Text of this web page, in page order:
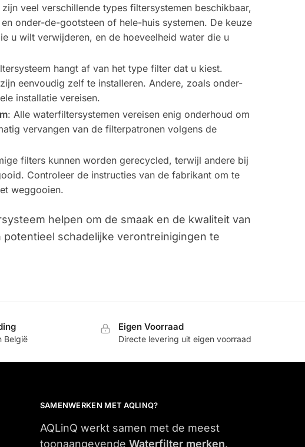
veel verschillende types filtersystemen beschikbaar,
onder-de-gootsteen of hele-huis systemen. De keuze
u wilt verwijderen, en de hoeveelheid water die u
hangt af van het type filter dat u kiest.
eenvoudig zelf te installeren. Andere, zoals onder-
installatie vereisen.
: Alle waterfiltersystemen vereisen enig onderhoud om
vervangen van de filterpatronen volgens de
filters kunnen worden gerecycled, terwijl andere bij
Controleer de instructies van de fabrikant om te
weggooien.
helpen om de smaak en de kwaliteit van
schadelijke verontreinigingen te
België
Eigen Voorraad
Directe levering uit eigen voorraad
SAMENWERKEN MET AQLINQ?
AQLinQ werkt samen met de meest
toonaangevende Waterfilter merken.